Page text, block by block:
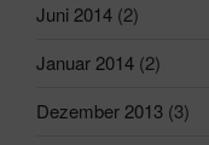
Juni 2014 (2)
Januar 2014 (2)
Dezember 2013 (3)